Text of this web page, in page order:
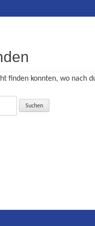
finden konnten, wo nach